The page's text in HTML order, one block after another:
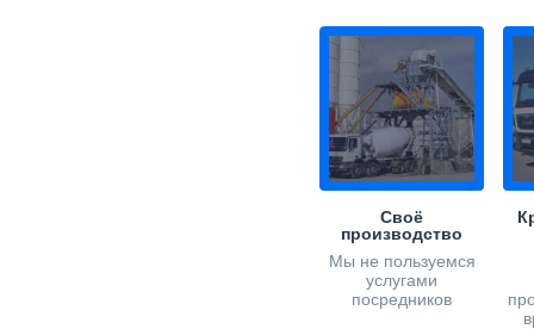
Своё
производство
Мы не пользуемся
услугами
посредников